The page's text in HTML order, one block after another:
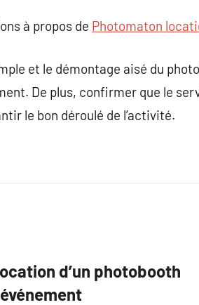
à propos de Photomaton
et le démontage aisé du
De plus, confirmer que le
le bon déroulé de l’activité.
d’un photobooth